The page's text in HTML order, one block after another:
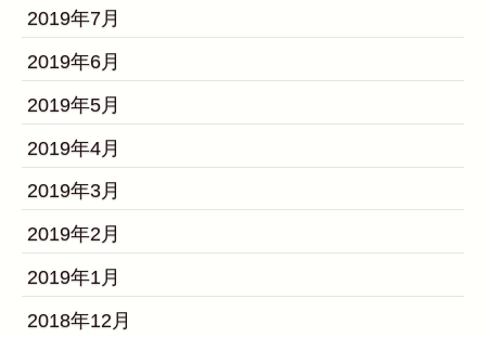
2019年7月
2019年6月
2019年5月
2019年4月
2019年3月
2019年2月
2019年1月
2018年12月